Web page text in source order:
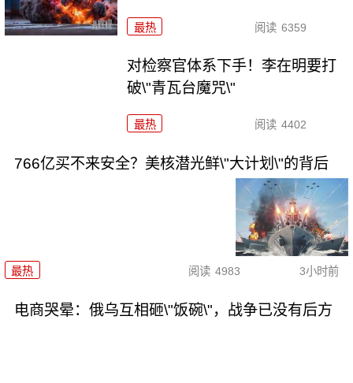
最热 阅读 6359
对检察官体系下手！李在明要打
破\"青瓦台魔咒\"
最热 阅读 4402
766亿买不来安全？美核潜光鲜\"大计划\"的背后
最热 阅读 4983 3小时前
电商哭晕：俄乌互相砸\"饭碗\"，战争已没有后方